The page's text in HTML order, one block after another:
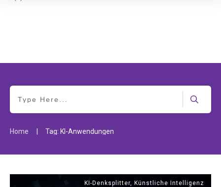
Home | Tag: KI-Anwendungen
KI-Denksplitter, Künstliche Intelligenz